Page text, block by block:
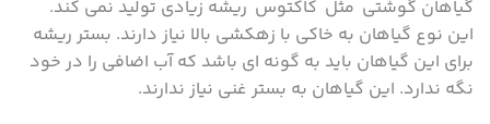
گیاهان گوشتی مثل کاکتوس ریشه زیادی تولید نمی کند.
این نوع گیاهان به خاکی با زهکشی بالا نیاز دارند. بستر ریشه
برای این گیاهان باید به گونه ای باشد که آب اضافی را در خود
نگه ندارد. این گیاهان به بستر غنی نیاز ندارند.